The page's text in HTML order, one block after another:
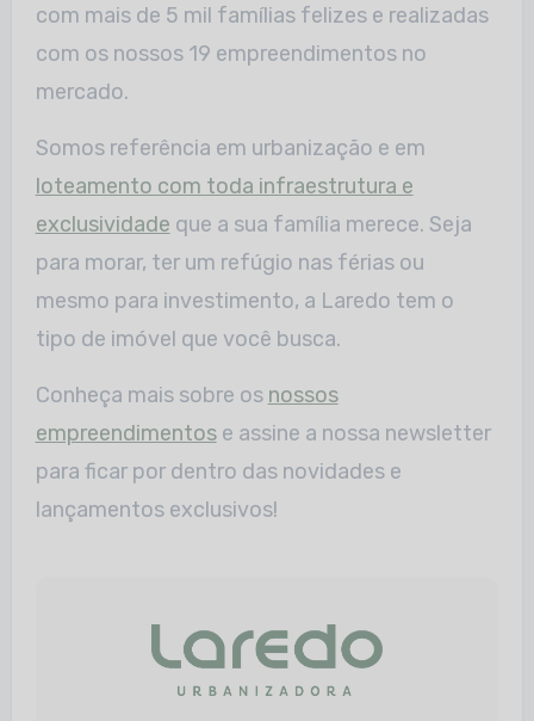
com mais de 5 mil famílias felizes e realizadas
com os nossos 19 empreendimentos no
mercado.
Somos referência em urbanização e em
loteamento com toda infraestrutura e
exclusividade que a sua família merece. Seja
para morar, ter um refúgio nas férias ou
mesmo para investimento, a Laredo tem o
tipo de imóvel que você busca.
Conheça mais sobre os nossos
empreendimentose assine a nossa newsletter
para ficar por dentro das novidades e
lançamentos exclusivos!